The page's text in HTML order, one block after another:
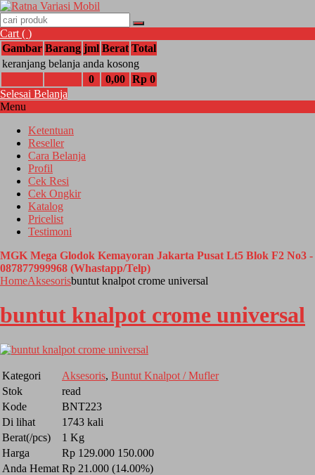
Cart ( )
Gambar Barang jml Berat Total
keranjang belanja anda kosong
0
0,00 Rp 0
Selesai Belanja
Menu
Ketentuan
Reseller
Cara Belanja
Profil
Cek Resi
Cek Ongkir
Katalog
Pricelist
Testimoni
MGK Mega Glodok Kemayoran Jakarta Pusat Lt5 Blok F2 No3 -
087877999968 (Whastapp/Telp)
HomeAksesorisbuntut knalpot crome universal
buntut knalpot crome universal
Kategori Aksesoris, Buntut Knalpot / Mufler
Stok
read
Kode
BNT223
Di lihat
1743 kali
Berat(/pcs)
1 Kg
Harga
Rp 129.000 150.000
Anda Hemat Rp 21.000 (14.00%)